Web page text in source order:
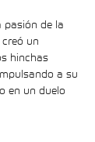
pasión de la
un
hinchas
a su
en un duelo